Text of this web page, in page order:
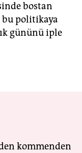
bostan
politikaya
gününü iple
kommenden